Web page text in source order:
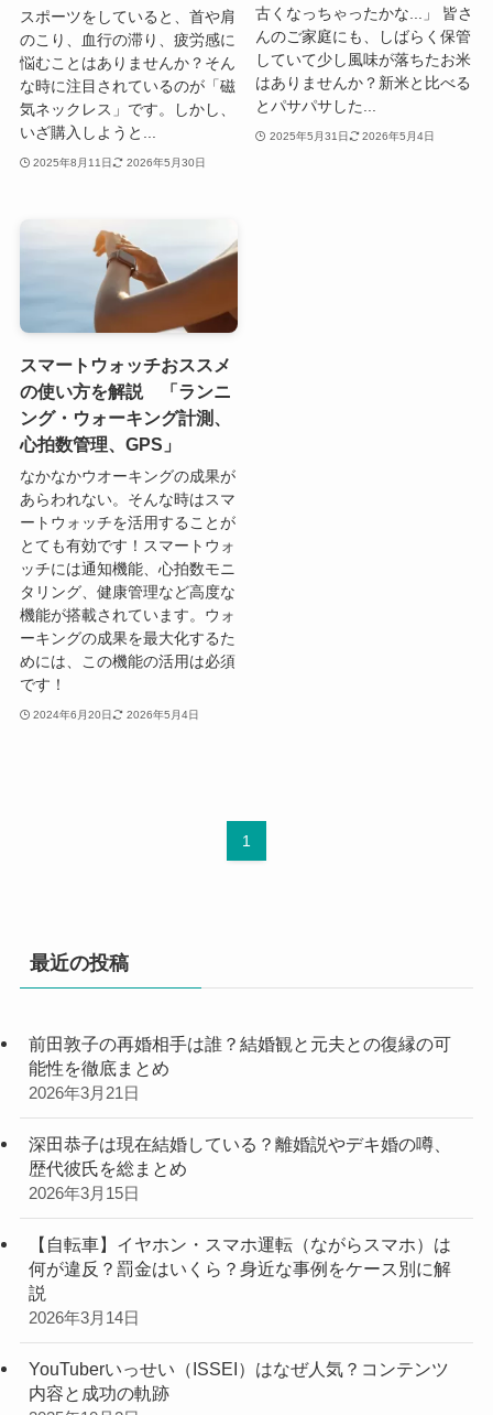
スポーツをしていると、首や肩
のこり、血行の滞り、疲労感に
悩むことはありませんか？そん
な時に注目されているのが「磁
気ネックレス」です。しかし、
いざ購入しようと...
2025年8月11日 2026年5月30日
古くなっちゃったかな...」 皆さ
んのご家庭にも、しばらく保管
していて少し風味が落ちたお米
はありませんか？新米と比べる
とパサパサした...
2025年5月31日 2026年5月4日
スマートウォッチおススメ
の使い方を解説 「ランニ
ング・ウォーキング計測、
心拍数管理、GPS」
なかなかウオーキングの成果が
あらわれない。そんな時はスマ
ートウォッチを活用することが
とても有効です！スマートウォ
ッチには通知機能、心拍数モニ
タリング、健康管理など高度な
機能が搭載されています。ウォ
ーキングの成果を最大化するた
めには、この機能の活用は必須
です！
2024年6月20日 2026年5月4日
1
最近の投稿
前田敦子の再婚相手は誰？結婚観と元夫との復縁の可
能性を徹底まとめ
2026年3月21日
深田恭子は現在結婚している？離婚説やデキ婚の噂、
歴代彼氏を総まとめ
2026年3月15日
【自転車】イヤホン・スマホ運転（ながらスマホ）は
何が違反？罰金はいくら？身近な事例をケース別に解
説
2026年3月14日
YouTuberいっせい（ISSEI）はなぜ人気？コンテンツ
内容と成功の軌跡